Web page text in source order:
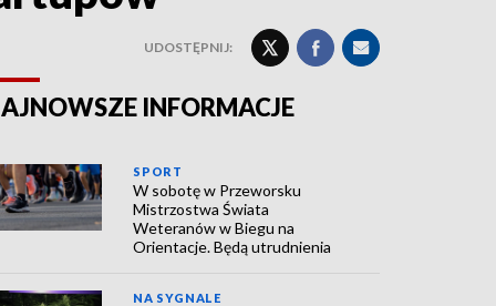
UDOSTĘPNIJ:
INFORMACJE
SPORT
W sobotę w Przeworsku
Mistrzostwa Świata
Weteranów w Biegu na
Orientacje. Będą utrudnienia
NA SYGNALE